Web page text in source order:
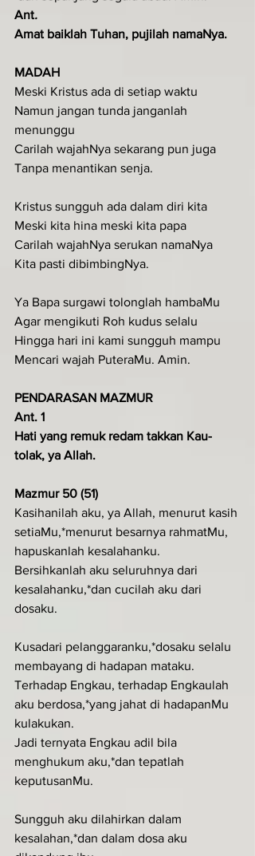
Ant.
Amat baiklah Tuhan, pujilah namaNya.
MADAH
Meski Kristus ada di setiap waktu
Namun jangan tunda janganlah
menunggu
Carilah wajahNya sekarang pun juga
Tanpa menantikan senja.
Kristus sungguh ada dalam diri kita
Meski kita hina meski kita papa
Carilah wajahNya serukan namaNya
Kita pasti dibimbingNya.
Ya Bapa surgawi tolonglah hambaMu
Agar mengikuti Roh kudus selalu
Hingga hari ini kami sungguh mampu
Mencari wajah PuteraMu. Amin.
PENDARASAN MAZMUR
Ant. 1
Hati yang remuk redam takkan Kau-
tolak, ya Allah.
Mazmur 50 (51)
Kasihanilah aku, ya Allah, menurut kasih
setiaMu,*menurut besarnya rahmatMu,
hapuskanlah kesalahanku.
Bersihkanlah aku seluruhnya dari
kesalahanku,*dan cucilah aku dari
dosaku.
Kusadari pelanggaranku,*dosaku selalu
membayang di hadapan mataku.
Terhadap Engkau, terhadap Engkaulah
aku berdosa,*yang jahat di hadapanMu
kulakukan.
Jadi ternyata Engkau adil bila
menghukum aku,*dan tepatlah
keputusanMu.
Sungguh aku dilahirkan dalam
kesalahan,*dan dalam dosa aku